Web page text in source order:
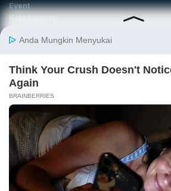
Event
KatadataOto
Email
Tentang Katadata Advertising Karier
Kebijakan Privasi
Disclaimer
©2025 Katadata. Hak cipta